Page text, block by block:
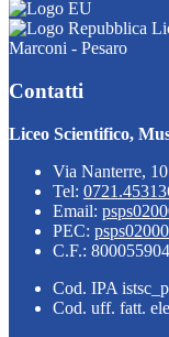
Marconi - Pesaro
Contatti
Liceo Scientifico,
Via Nanterre,
Tel:
Email:
PEC:
C.F.:
Cod. IPA
Cod. uff. fatt.